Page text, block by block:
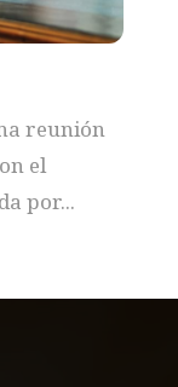
reunión
el
por...